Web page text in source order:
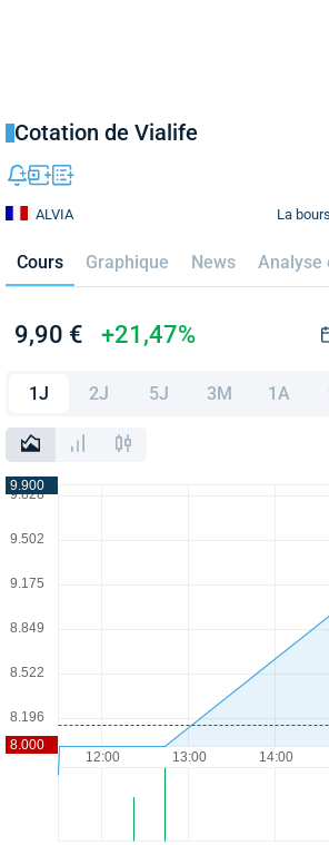
Cotation de Vialife
La
ALVIA
Cours Graphique News Analyse
9,90 € +21,47%
1J 2J 5J 3M 1A